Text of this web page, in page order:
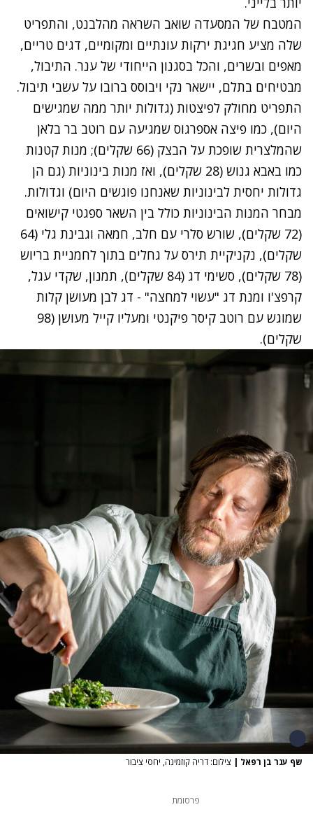
המטבח של המסעדה שואב השראה מהלבנט, והתפריט
שלה מציע חגיגת ירקות עונתיים ומקומיים, דגים טריים,
מאפים ובשרים, והכל בסגנון הייחודי של ענר. התיבול,
מבטיחים בתלם, יישאר נקי ויבוסס ברובו על עשבי תיבול.
התפריט מחולק לפיצטות (גדולות יותר ממה שמגישים
היום), כמו פיצה אספרגוס שמגיעה עם רוטב בר בלאן
שהמלצרית שופכת על הבצק (66 שקלים); מנות קטנות
כמו באבא גנוש (28 שקלים), ואז מנות בינוניות (גם הן
גדולות יחסית לבינוניות שאנחנו פוגשים היום) וגדולות.
מבחר המנות הבינוניות כולל בין השאר ספגטי קישואים
(72 שקלים), שורש סלרי עם חלב, חמאה וגבינת גלי (64
שקלים), נקניקיית תירס על גחלים בתוך לחמניית בריוש
(78 שקלים), סשימי דג (84 שקלים), תמנון, שקדי עגל,
קרפצ'ו ומנת דג "עשוי למחצה" - דג לבן מעושן קלות
שמוגש עם רוטב קיסר פיקנטי ומעליו קייל מעושן (98
שקלים).
שף ענר בן רפאל | צילום: דריה קוזמינה, יחסי ציבור
פרסומת